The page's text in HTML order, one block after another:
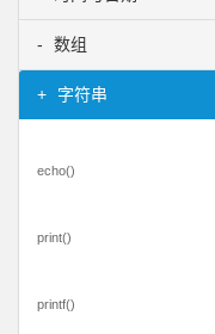
数组
字符串
echo()
print()
printf()